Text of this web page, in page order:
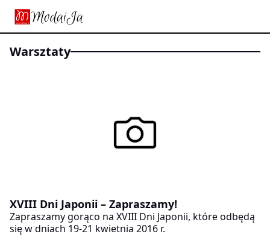
warsztaty
XVIII Dni Japonii – Zapraszamy!
Zapraszamy gorąco na XVIII Dni Japonii, które odbędą
się w dniach 19-21 kwietnia 2016 r.